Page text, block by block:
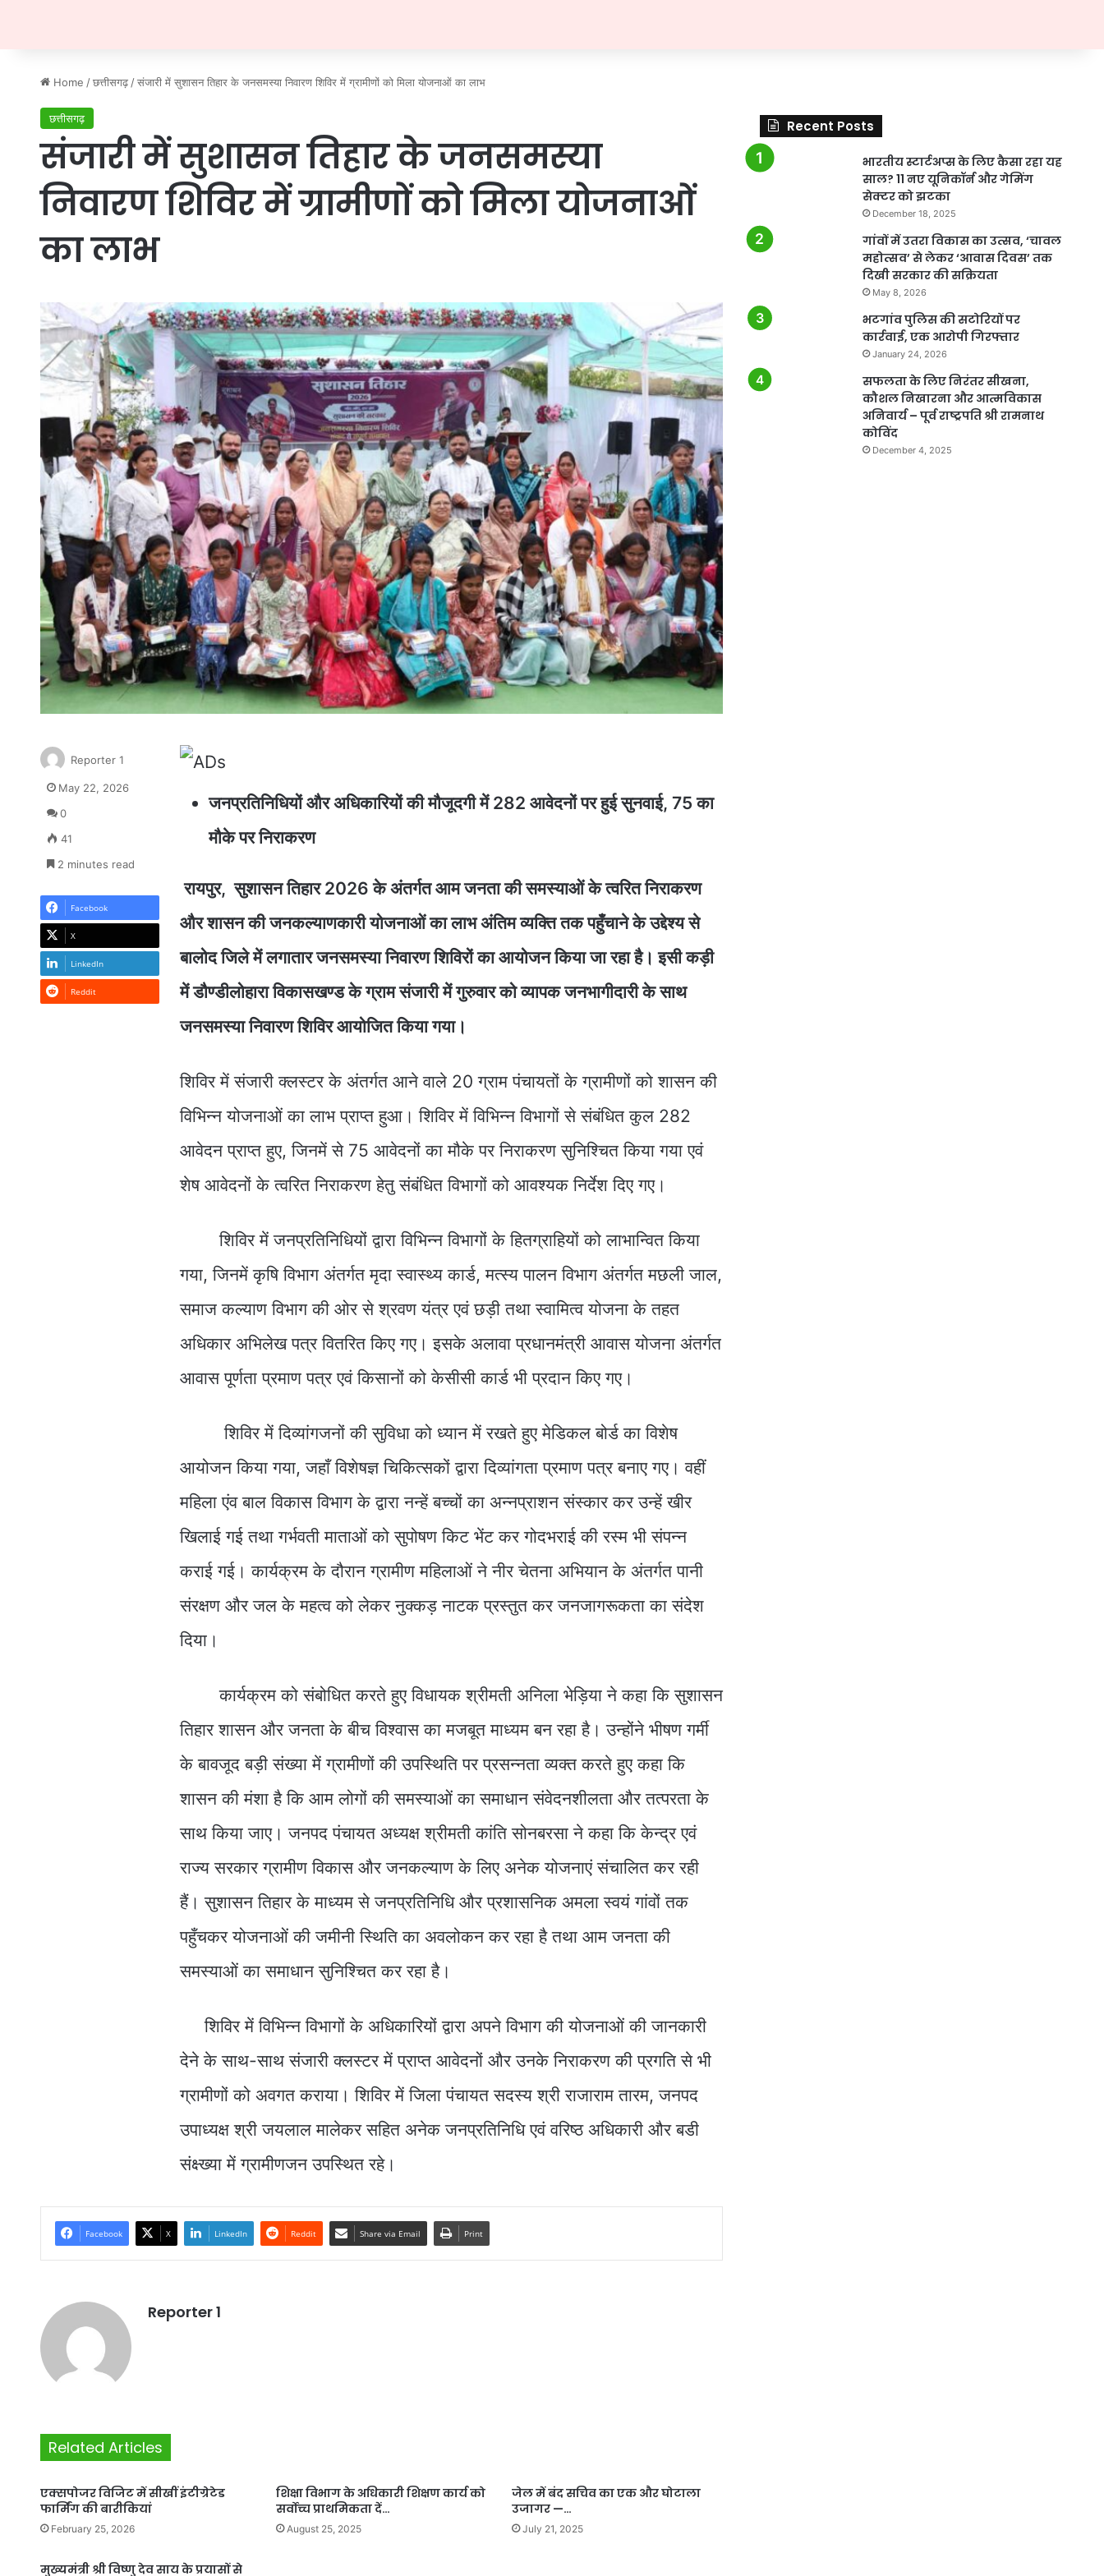
Home / छत्तीसगढ़ / संजारी में सुशासन तिहार के जनसमस्या निवारण शिविर में ग्रामीणों को मिला योजनाओं का लाभ
छत्तीसगढ़
संजारी में सुशासन तिहार के जनसमस्या
निवारण शिविर में ग्रामीणों को मिला योजनाओं
का लाभ
जनप्रतिनिधियों और अधिकारियों की मौजूदगी में 282 आवेदनों पर हुई सुनवाई, 75 का
मौके पर निराकरण
रायपुर, सुशासन तिहार 2026 के अंतर्गत आम जनता की समस्याओं के त्वरित निराकरण
और शासन की जनकल्याणकारी योजनाओं का लाभ अंतिम व्यक्ति तक पहुँचाने के उद्देश्य से
बालोद जिले में लगातार जनसमस्या निवारण शिविरों का आयोजन किया जा रहा है। इसी कड़ी
में डौण्डीलोहारा विकासखण्ड के ग्राम संजारी में गुरुवार को व्यापक जनभागीदारी के साथ
जनसमस्या निवारण शिविर आयोजित किया गया।
शिविर में संजारी क्लस्टर के अंतर्गत आने वाले 20 ग्राम पंचायतों के ग्रामीणों को शासन की
विभिन्न योजनाओं का लाभ प्राप्त हुआ। शिविर में विभिन्न विभागों से संबंधित कुल 282
आवेदन प्राप्त हुए, जिनमें से 75 आवेदनों का मौके पर निराकरण सुनिश्चित किया गया एवं
शेष आवेदनों के त्वरित निराकरण हेतु संबंधित विभागों को आवश्यक निर्देश दिए गए।
शिविर में जनप्रतिनिधियों द्वारा विभिन्न विभागों के हितग्राहियों को लाभान्वित किया
गया, जिनमें कृषि विभाग अंतर्गत मृदा स्वास्थ्य कार्ड, मत्स्य पालन विभाग अंतर्गत मछली जाल,
समाज कल्याण विभाग की ओर से श्रवण यंत्र एवं छड़ी तथा स्वामित्व योजना के तहत
अधिकार अभिलेख पत्र वितरित किए गए। इसके अलावा प्रधानमंत्री आवास योजना अंतर्गत
आवास पूर्णता प्रमाण पत्र एवं किसानों को केसीसी कार्ड भी प्रदान किए गए।
शिविर में दिव्यांगजनों की सुविधा को ध्यान में रखते हुए मेडिकल बोर्ड का विशेष
आयोजन किया गया, जहाँ विशेषज्ञ चिकित्सकों द्वारा दिव्यांगता प्रमाण पत्र बनाए गए। वहीं
महिला एंव बाल विकास विभाग के द्वारा नन्हें बच्चों का अन्नप्राशन संस्कार कर उन्हें खीर
खिलाई गई तथा गर्भवती माताओं को सुपोषण किट भेंट कर गोदभराई की रस्म भी संपन्न
कराई गई। कार्यक्रम के दौरान ग्रामीण महिलाओं ने नीर चेतना अभियान के अंतर्गत पानी
संरक्षण और जल के महत्व को लेकर नुक्कड़ नाटक प्रस्तुत कर जनजागरूकता का संदेश
दिया।
कार्यक्रम को संबोधित करते हुए विधायक श्रीमती अनिला भेड़िया ने कहा कि सुशासन
तिहार शासन और जनता के बीच विश्वास का मजबूत माध्यम बन रहा है। उन्होंने भीषण गर्मी
के बावजूद बड़ी संख्या में ग्रामीणों की उपस्थिति पर प्रसन्नता व्यक्त करते हुए कहा कि
शासन की मंशा है कि आम लोगों की समस्याओं का समाधान संवेदनशीलता और तत्परता के
साथ किया जाए। जनपद पंचायत अध्यक्ष श्रीमती कांति सोनबरसा ने कहा कि केन्द्र एवं
राज्य सरकार ग्रामीण विकास और जनकल्याण के लिए अनेक योजनाएं संचालित कर रही
हैं। सुशासन तिहार के माध्यम से जनप्रतिनिधि और प्रशासनिक अमला स्वयं गांवों तक
पहुँचकर योजनाओं की जमीनी स्थिति का अवलोकन कर रहा है तथा आम जनता की
समस्याओं का समाधान सुनिश्चित कर रहा है।
शिविर में विभिन्न विभागों के अधिकारियों द्वारा अपने विभाग की योजनाओं की जानकारी
देने के साथ-साथ संजारी क्लस्टर में प्राप्त आवेदनों और उनके निराकरण की प्रगति से भी
ग्रामीणों को अवगत कराया। शिविर में जिला पंचायत सदस्य श्री राजाराम तारम, जनपद
उपाध्यक्ष श्री जयलाल मालेकर सहित अनेक जनप्रतिनिधि एवं वरिष्ठ अधिकारी और बडी
संक्ष्ख्या में ग्रामीणजन उपस्थित रहे।
Reporter 1
May 22, 2026
0
41
2 minutes read
Facebook
X
LinkedIn
Reddit
Facebook X LinkedIn Reddit Share via Email Print
Reporter 1
Related Articles
एक्सपोजर विजिट में सीखीं इंटीग्रेटेड
फार्मिंग की बारीकियां
February 25, 2026
शिक्षा विभाग के अधिकारी शिक्षण कार्य को
सर्वोच्च प्राथमिकता दें…
August 25, 2025
जेल में बंद सचिव का एक और घोटाला
उजागर —…
July 21, 2025
मुख्यमंत्री श्री विष्णु देव साय के प्रयासों से
Recent Posts
भारतीय स्टार्टअप्स के लिए कैसा रहा यह
साल? 11 नए यूनिकॉर्न और गेमिंग
सेक्टर को झटका
December 18, 2025
गांवों में उतरा विकास का उत्सव, ‘चावल
महोत्सव’ से लेकर ‘आवास दिवस’ तक
दिखी सरकार की सक्रियता
May 8, 2026
भटगांव पुलिस की सटोरियों पर
कार्रवाई, एक आरोपी गिरफ्तार
January 24, 2026
सफलता के लिए निरंतर सीखना,
कौशल निखारना और आत्मविकास
अनिवार्य – पूर्व राष्ट्रपति श्री रामनाथ
कोविंद
December 4, 2025